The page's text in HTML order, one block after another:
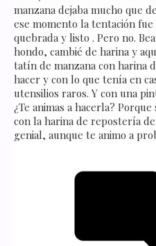
manzana dejaba mucho que
ese momento la tentación
quebrada y listo . Pero no.
hondo, cambié de harina y
tatín de manzana con harina
hacer y con lo que tenía en
utensilios raros. Y con una
¿Te animas a hacerla?
con la harina de repostería
genial, aunque te animo a